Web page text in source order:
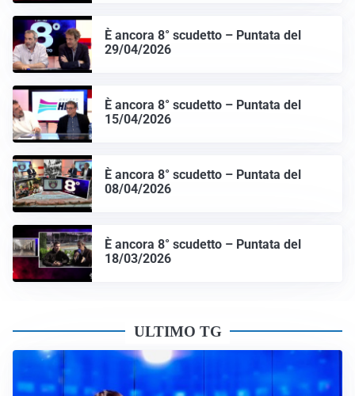
È ancora 8° scudetto – Puntata del
29/04/2026
È ancora 8° scudetto – Puntata del
15/04/2026
È ancora 8° scudetto – Puntata del
08/04/2026
È ancora 8° scudetto – Puntata del
18/03/2026
ULTIMO TG